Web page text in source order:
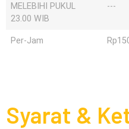
MELEBIHI PUKUL
23.00 WIB
---
Per-Jam
Syarat &